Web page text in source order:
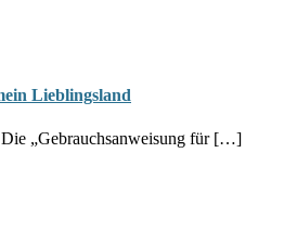
Lieblingsland
Die „Gebrauchsanweisung für […]